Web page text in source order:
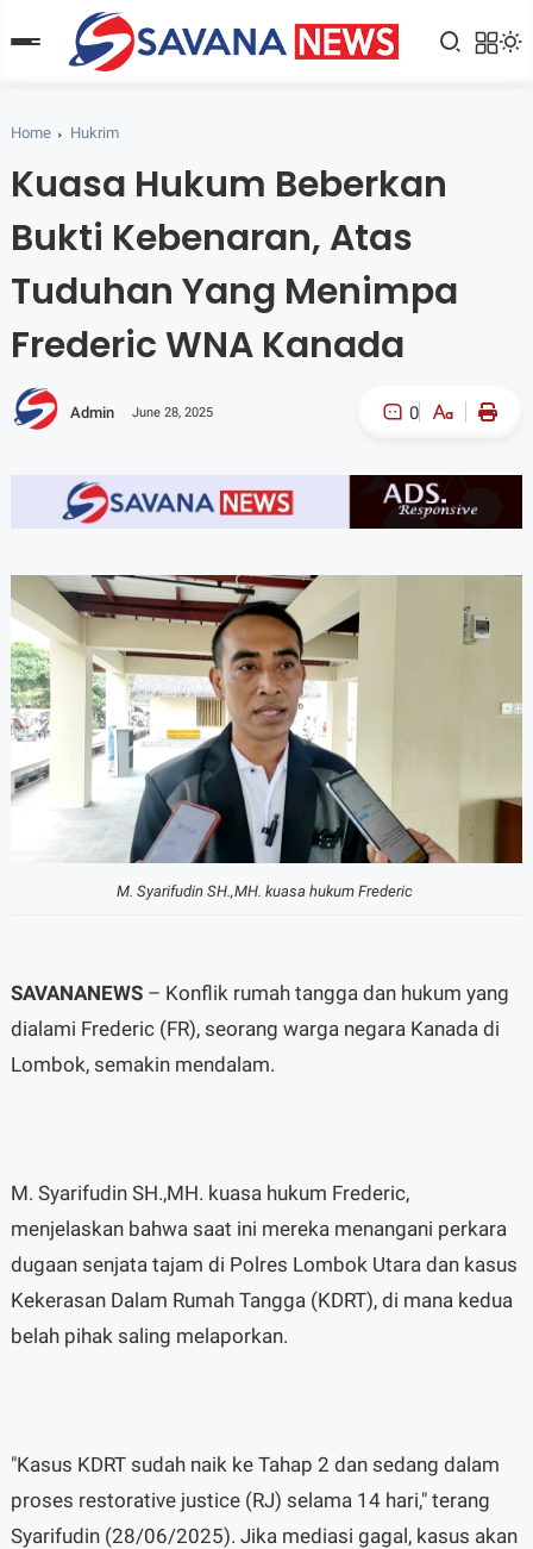
Home Hukrim
Kuasa Hukum Beberkan
Bukti Kebenaran, Atas
Tuduhan Yang Menimpa
Frederic WNA Kanada
Admin June 28, 2025 0
A- A+
M. Syarifudin SH.,MH. kuasa hukum Frederic
SAVANANEWS– Konflik rumah tangga dan hukum yang
dialami Frederic (FR), seorang warga negara Kanada di
Lombok, semakin mendalam.
M. Syarifudin SH.,MH. kuasa hukum Frederic,
menjelaskan bahwa saat ini mereka menangani perkara
dugaan senjata tajam di Polres Lombok Utara dan kasus
Kekerasan Dalam Rumah Tangga (KDRT), di mana kedua
belah pihak saling melaporkan.
"Kasus KDRT sudah naik ke Tahap 2 dan sedang dalam
proses restorative justice (RJ) selama 14 hari," terang
Syarifudin (28/06/2025). Jika mediasi gagal, kasus akan